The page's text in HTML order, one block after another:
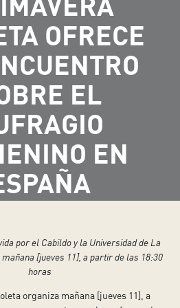
OFRECE
EL
EN
por el Cabildo y la Universidad de La
[jueves 11], a partir de las 18:30
horas
organiza mañana [jueves 11], a